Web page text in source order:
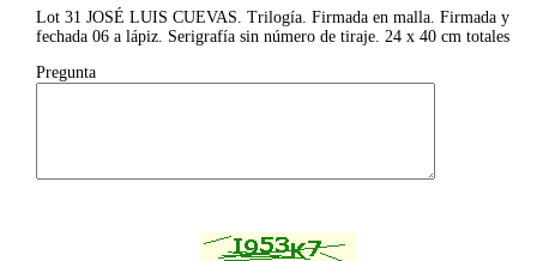
Lot 31 JOSÉ LUIS CUEVAS. Trilogía. Firmada en malla. Firmada y
fechada 06 a lápiz. Serigrafía sin número de tiraje. 24 x 40 cm totales
Pregunta